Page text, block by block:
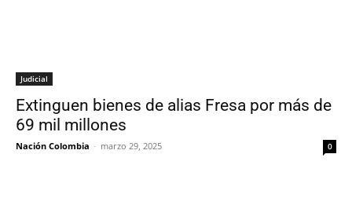
Judicial
Extinguen bienes de alias Fresa por más de
69 mil millones
Nación Colombia - marzo 29, 2025 0